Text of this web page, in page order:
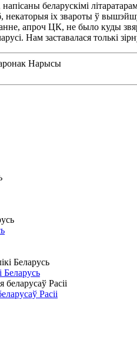
беларускімі
некаторыя іх звароты ў
апроч ЦК, не было куды
Нам заставалася толькі
Нарысы
Беларусь
Расіі